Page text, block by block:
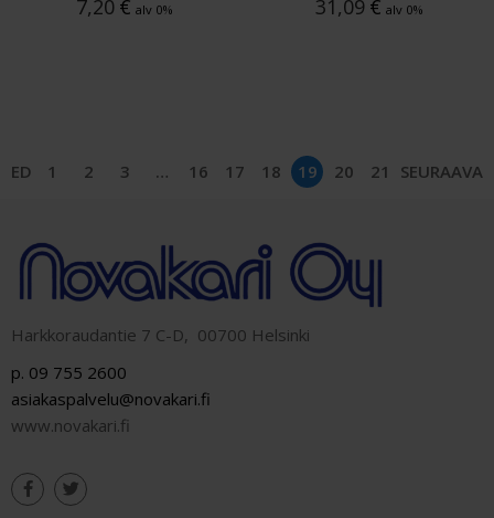
7,20 € alv 0% 31,09 € alv 0%
ED 1 2 3 … 16 17 18 19 20 21 SEURAAVA
Harkkoraudantie 7 C-D, 00700 Helsinki
p. 09 755 2600
asiakaspalvelu@novakari.fi
www.novakari.fi